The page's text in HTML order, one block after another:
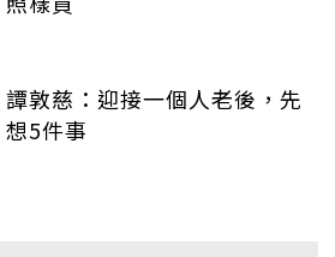
譚敦慈：迎接一個人老後，先
想5件事